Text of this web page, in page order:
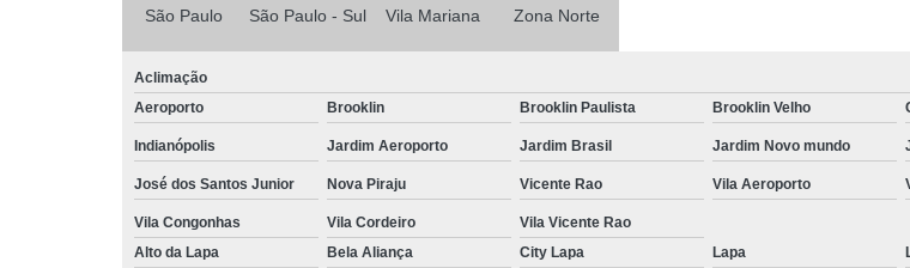
Tratamento
Tratamento
São Paulo São Paulo - Sul Vila Mariana Zona Norte
Aclimação
Aeroporto
Brooklin Brooklin Paulista Brooklin Velho
Indianópolis Jardim Aeroporto Jardim Brasil Jardim Novo mundo
José dos Santos Junior Nova Piraju Vicente Rao Vila Aeroporto
Vila Congonhas Vila Cordeiro
Vila Vicente Rao
Alto da Lapa
Bela Aliança City Lapa Lapa